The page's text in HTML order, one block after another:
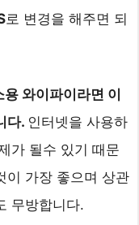
로 변경을 해주면 되
와이파이라면 이
다. 인터넷을 사용하
가 될수 있기 때문
이 가장 좋으며 상관
무방합니다.